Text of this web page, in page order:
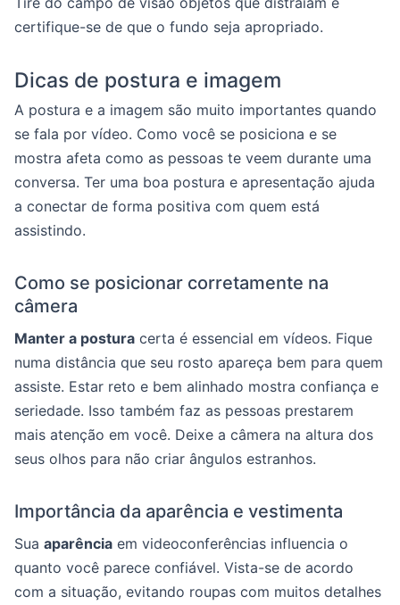
certifique-se de que o fundo seja apropriado.
Dicas de postura e imagem
A postura e a imagem são muito importantes quando
se fala por vídeo. Como você se posiciona e se
mostra afeta como as pessoas te veem durante uma
conversa. Ter uma boa postura e apresentação ajuda
a conectar de forma positiva com quem está
assistindo.
Como se posicionar corretamente na
câmera
Manter a postura certa é essencial em vídeos. Fique
numa distância que seu rosto apareça bem para quem
assiste. Estar reto e bem alinhado mostra confiança e
seriedade. Isso também faz as pessoas prestarem
mais atenção em você. Deixe a câmera na altura dos
seus olhos para não criar ângulos estranhos.
Importância da aparência e vestimenta
Sua aparência em videoconferências influencia o
quanto você parece confiável. Vista-se de acordo
com a situação, evitando roupas com muitos detalhes